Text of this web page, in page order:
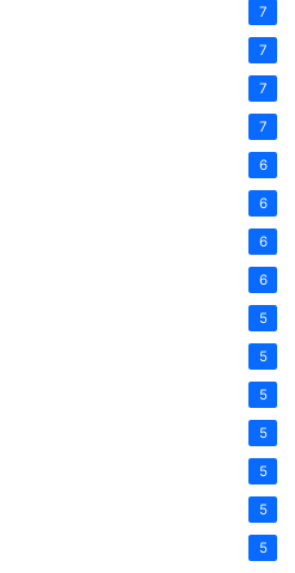
7
7
7
7
6
6
6
6
5
5
5
5
5
5
5